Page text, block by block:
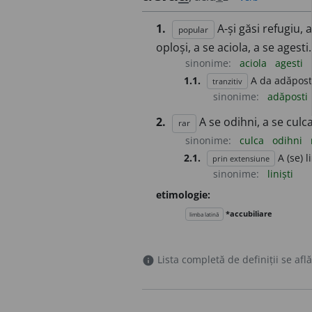
1. popular
A-și găsi refugiu,
oploși, a se aciola, a se agesti.
sinonime: aciola agesti
1.1.
tranzitiv
A da adăpost.
sinonime:
adăposti
2. rar A se odihni, a se
sinonime: culca odihni
2.1.
prin extensiune
A (se)
sinonime:
liniști
etimologie:
limba latină *accubiliare
info Lista completă de definiții se